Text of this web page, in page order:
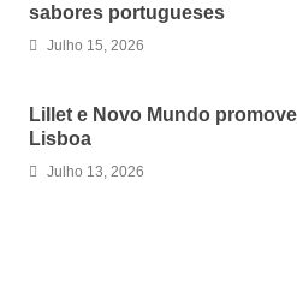
sabores portugueses
Julho 15, 2026
Lillet e Novo Mundo
Lisboa
Julho 13, 2026